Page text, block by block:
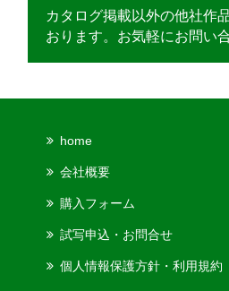
home
会社概要
購入フォーム
試写申込・お問合せ
個人情報保護方針・利用規約